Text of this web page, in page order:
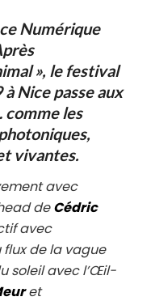
Numérique
», le festival
Nice passe aux
les
vivantes.
avec
deCédric
avec
flux de la vague
soleil avec l’Œil-
et